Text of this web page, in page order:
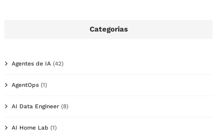
Categorias
Agentes de IA (42)
AgentOps (1)
AI Data Engineer (8)
AI Home Lab (1)